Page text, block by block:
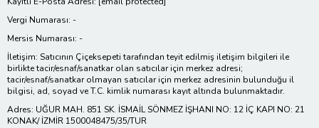
Vergi Numarası: -
Mersis Numarası: -
İletişim: Satıcının Çiçeksepeti tarafından teyit edilmiş iletişim bilgileri ile
birlikte tacir/esnaf/sanatkar olan satıcılar için merkez adresi;
tacir/esnaf/sanatkar olmayan satıcılar için merkez adresinin bulunduğu il
bilgisi, ad, soyad ve T.C. kimlik numarası kayıt altında bulunmaktadır.
Adres: UĞUR MAH. 851 SK. İSMAİL SÖNMEZ İŞHANI NO: 12 İÇ KAPI NO: 21
KONAK/ İZMİR 1500048475/35/TUR